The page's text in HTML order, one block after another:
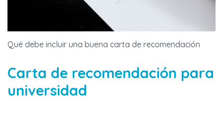
Qué debe incluir una buena carta de recomendación
Carta de recomendación para
universidad